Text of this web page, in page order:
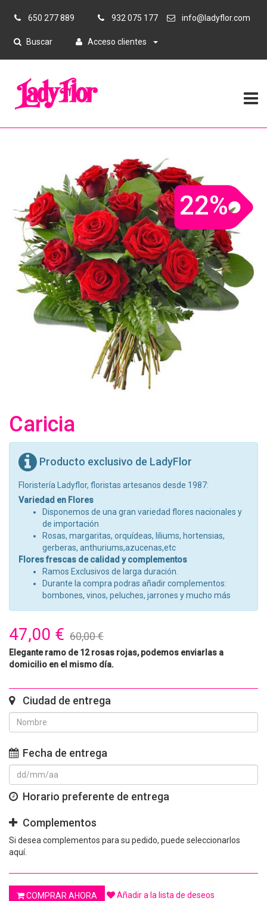
650 277 889 932 075 177 info@ladyflor.com
Buscar Acceso clientes
22%
Caricia
Producto exclusivo de LadyFlor
Floristería Ladyflor, floristas artesanos desde 1987:
Variedad en Flores
Disponemos de una gran variedad flores nacionales y
de importación
Rosas, margaritas, orquídeas, liliums, hortensias,
gerberas, anthuriums,azucenas,etc
Flores frescas de calidad y complementos
Ramos Exclusivos de larga duración.
Durante la compra podras añadir complementos:
bombones, vinos, peluches, jarrones y mucho más
47,00 € 60,00 €
Elegante ramo de 12 rosas rojas, podemos enviarlas a
domicilio en el mismo día.
Ciudad de entrega
Fecha de entrega
Horario preferente de entrega
Complementos
Si desea complementos para su pedido, puede seleccionarlos
aquí.
COMPRAR AHORA Añadir a la lista de deseos